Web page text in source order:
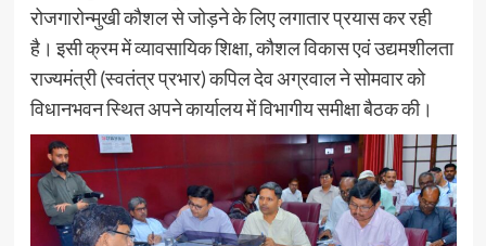
रोजगारोन्मुखी कौशल से जोड़ने के लिए लगातार प्रयास कर रही
है। इसी क्रम में व्यावसायिक शिक्षा, कौशल विकास एवं उद्यमशीलता
राज्यमंत्री (स्वतंत्र प्रभार) कपिल देव अग्रवाल ने सोमवार को
विधानभवन स्थित अपने कार्यालय में विभागीय समीक्षा बैठक की।